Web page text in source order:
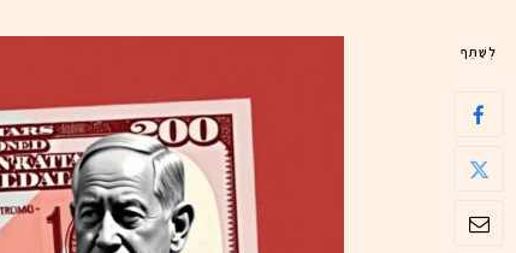
לְשַׁתֵּף